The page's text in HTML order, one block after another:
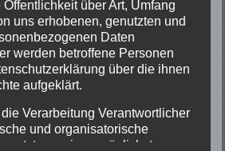
über Art, Umfang
uns erhobenen, genutzten und
Daten
werden betroffene Personen
über die ihnen
aufgeklärt.
Verarbeitung Verantwortlicher
und organisatorische
um einen möglichst